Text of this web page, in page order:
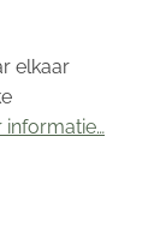
elkaar
informatie…